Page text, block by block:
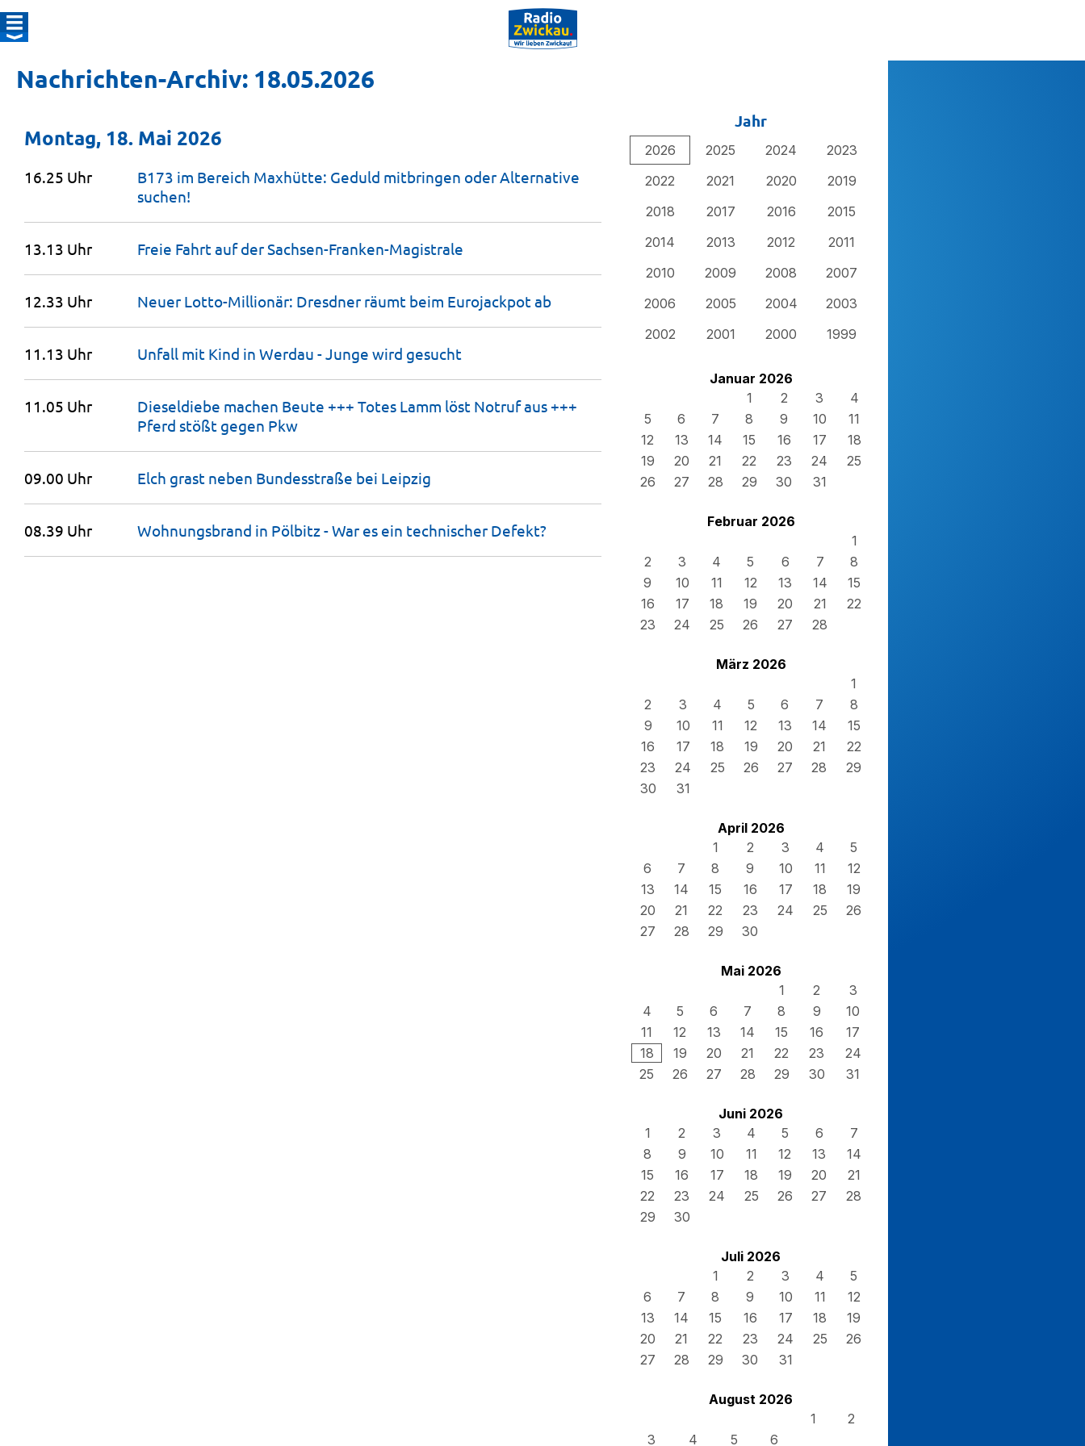
Nachrichten-Archiv: 18.05.2026
Jahr
2026 2025 2024
2023
2022
2021 2020
2019
2018
2017 2016
2015
2014
2013 2012
2011
2010
2009 2008
2007
2006
2005 2004
2003
2002
2001 2000 1999
Januar 2026
1
2 3
4
5
6 7 8 9 10
11
12
13 14 15 16 17
18
19
20 21 22 23 24
25
26
27 28 29 30 31
Februar 2026
1
2
3 4 5 6 7
8
9
10 11 12 13 14
15
16
17 18 19 20 21
22
23
24 25 26 27 28
März 2026
1
2
3 4 5 6 7
8
9
10 11 12 13 14
15
16
17 18 19 20 21
22
23
24 25 26 27 28
29
30
31
April 2026
1
2 3 4
5
6
7 8 9 10 11
12
13
14 15 16 17 18
19
20
21 22 23 24 25
26
27
28 29 30
Mai 2026
1
2
3
4
5 6 7 8 9
10
11
12 13 14 15 16
17
18
19 20 21 22 23
24
25
26 27 28 29 30 31
Juni 2026
1
2 3 4 5 6
7
8
9 10 11 12 13
14
15
16 17 18 19 20
21
22
23 24 25 26 27
28
29
30
Juli 2026
1
2 3 4
5
6
7 8 9 10 11
12
13
14 15 16 17 18
19
20
21 22 23 24 25
26
27
28 29 30 31
August 2026
1
2
3
4 5 6
Montag, 18. Mai 2026
16.25 Uhr
B173 im Bereich Maxhütte: Geduld mitbringen oder Alternative
suchen!
13.13 Uhr Freie Fahrt auf derSachsen-Franken-Magistrale
12.33 Uhr Neuer Lotto-Millionär: Dresdner räumt beim Eurojackpotab
11.13 Uhr Unfall mit Kind in Werdau - Junge wird gesucht
11.05 Uhr
Dieseldiebe machen Beute +++ Totes Lamm löst Notruf aus +++
Pferd stößt gegen Pkw
09.00 Uhr Elch grast neben Bundesstraße bei Leipzig
08.39 Uhr Wohnungsbrand in Pölbitz - War es ein technischer Defekt?